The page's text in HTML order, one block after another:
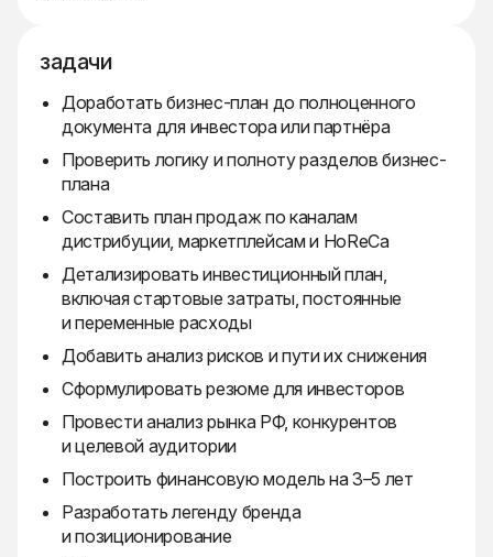
задачи
Доработать бизнес-план до полноценного
документа для инвестора или партнёра
Проверить логику и полноту разделов бизнес-
плана
Составить план продаж по каналам
дистрибуции, маркетплейсам и HoReCa
Детализировать инвестиционный план,
включая стартовые затраты, постоянные
и переменные расходы
Добавить анализ рисков и пути их снижения
Сформулировать резюме для инвесторов
Провести анализ рынка РФ, конкурентов
и целевой аудитории
Построить финансовую модель на 3–5 лет
Разработать легенду бренда
и позиционирование